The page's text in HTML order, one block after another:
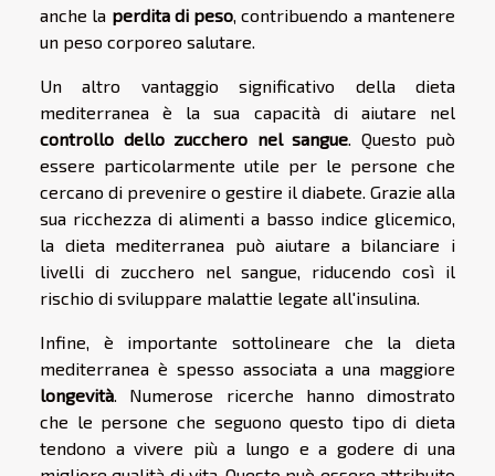
anche la perdita di peso , contribuendo a mantenere
un peso corporeo salutare.
Un altro vantaggio significativo della dieta
mediterranea è la sua capacità di aiutare nel
controllo dello zucchero nel sangue . Questo può
essere particolarmente utile per le persone che
cercano di prevenire o gestire il diabete. Grazie alla
sua ricchezza di alimenti a basso indice glicemico,
la dieta mediterranea può aiutare a bilanciare i
livelli di zucchero nel sangue, riducendo così il
rischio di sviluppare malattie legate all'insulina.
Infine, è importante sottolineare che la dieta
mediterranea è spesso associata a una maggiore
longevità . Numerose ricerche hanno dimostrato
che le persone che seguono questo tipo di dieta
tendono a vivere più a lungo e a godere di una